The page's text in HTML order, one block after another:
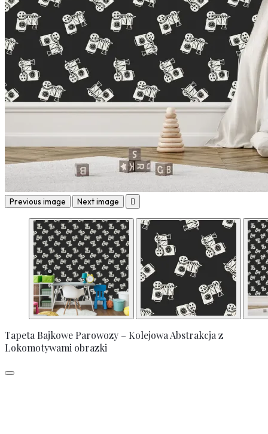
Previous image Next image 
Tapeta Bajkowe Parowozy – Kolejowa Abstrakcja z
Lokomotywami obrazki